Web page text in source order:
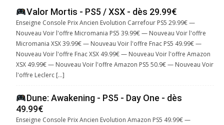
Valor Mortis - PS5 / XSX - dès 29.99€
Enseigne Console Prix Ancien Evolution Carrefour PS5 29.99€ —
Nouveau Voir l'offre Micromania PS5 39.99€ — Nouveau Voir l'offre
Micromania XSX 39.99€ — Nouveau Voir l'offre Fnac PS5 49.99€ —
Nouveau Voir l'offre Fnac XSX 49.99€ — Nouveau Voir l'offre Amazon
XSX 49.99€ — Nouveau Voir l'offre Amazon PS5 50.9€ — Nouveau Voir
l'offre Leclerc […]
Dune: Awakening - PS5 - Day One - dès
49.99€
Enseigne Console Prix Ancien Evolution Amazon PS5 49.99€ —